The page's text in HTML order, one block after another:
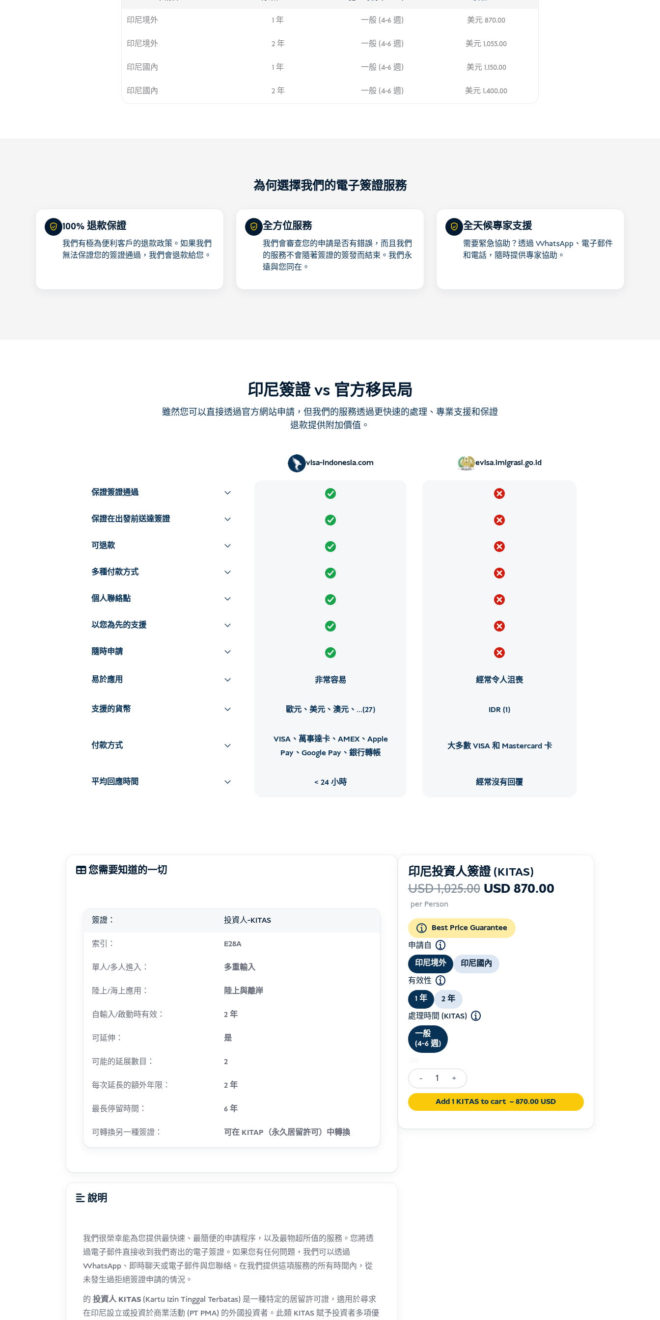
印尼境外 1 年 一般 (4-6 週) 美元870.00
印尼境外 2 年 一般 (4-6 週) 美元1,055.00
印尼國內 1 年 一般 (4-6 週) 美元1,150.00
印尼國內 2 年 一般 (4-6 週) 美元1,400.00
為何選擇我們的電子簽證服務
100% 退款保證
我們有極為便利客戶的退款政策。如果我們
無法保證您的簽證通過，我們會退款給您。
全方位服務
我們會審查您的申請是否有錯誤，而且我們
的服務不會隨著簽證的簽發而結束。我們永
遠與您同在。
全天候專家支援
需要緊急協助？透過 WhatsApp、電子郵件
和電話，隨時提供專家協助。
印尼簽證 vs 官方移民局
雖然您可以直接透過官方網站申請，但我們的服務透過更快速的處理、專業支援和保證
退款提供附加價值。
visa-indonesia.com evisa.imigrasi.go.id
保證簽證通過
保證在出發前送達簽證
可退款
多種付款方式
個人聯絡點
以您為先的支援
隨時申請
易於應用 非常容易 經常令人沮喪
支援的貨幣 歐元、美元、澳元、...(27) IDR (1)
付款方式
VISA、萬事達卡、AMEX、Apple
Pay、Google Pay、銀行轉帳
大多數 VISA 和 Mastercard 卡
平均回應時間 24 小時 經常沒有回覆
您需要知道的一切
簽證： 投資人-KITAS
索引： E28A
單人/多人進入： 多重輸入
陸上/海上應用： 陸上與離岸
自輸入/啟動時有效： 2 年
可延伸： 是
可能的延展數目： 2
每次延長的額外年限： 2 年
最長停留時間： 6 年
可轉換另一種簽證： 可在 KITAP（永久居留許可）中轉換
說明
我們很榮幸能為您提供最快速、最簡便的申請程序，以及最物超所值的服務。您將透
過電子郵件直接收到我們寄出的電子簽證。如果您有任何問題，我們可以透過
WhatsApp、即時聊天或電子郵件與您聯絡。在我們提供這項服務的所有時間內，從
未發生過拒絕簽證申請的情況。
的投資人 KITAS (Kartu Izin Tinggal Terbatas) 是一種特定的居留許可證，適用於尋求
在印尼設立或投資於商業活動 (PT PMA) 的外國投資者。此類 KITAS 賦予投資者多項優
印尼投資人簽證 (KITAS)
USD1,025.00 原
始
價
格：
USD 1,025.00。
USD870.00目
per Person
Best Price Guarantee
申請自
印尼境外
印尼國內
有效性
1 年
2 年
處理時間 (KITAS)
一般
(4-6 週)
-
Investor
Visa
Indonesia
+
Add 1 KITAS to cart – 870.00 USD